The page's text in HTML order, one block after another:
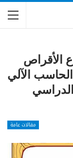
الأقراص
الحاسب الآلي
مقالات عامة